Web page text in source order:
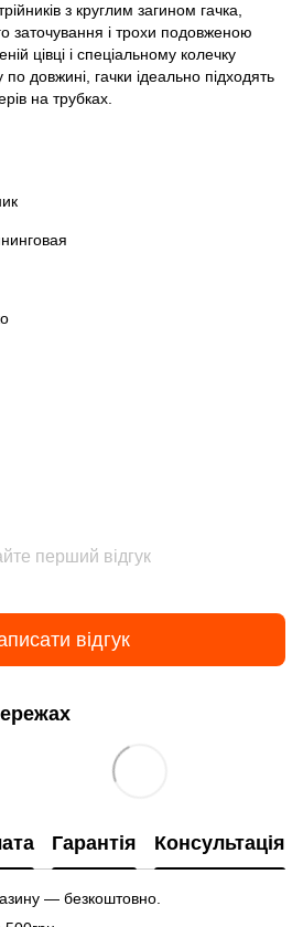
з круглим загином гачка,
заточування і трохи подовженою
цівці і спеціальному колечку
довжині, гачки ідеально підходять
на трубках.
перший відгук
відгук
Гарантія Консультація
— безкоштовно.